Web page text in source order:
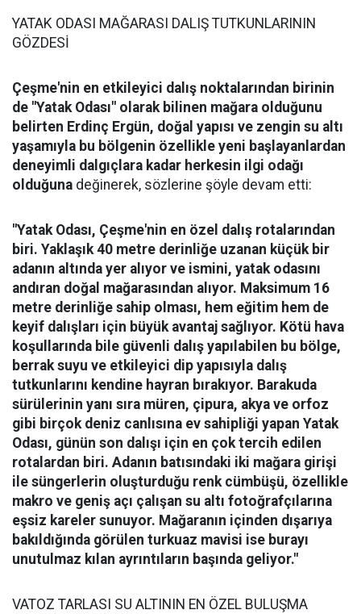
YATAK ODASI MAĞARASI DALIŞ TUTKUNLARININ
GÖZDESİ
Çeşme'nin en etkileyici dalış noktalarından birinin
de "Yatak Odası" olarak bilinen mağara olduğunu
belirten Erdinç Ergün, doğal yapısı ve zengin su altı
yaşamıyla bu bölgenin özellikle yeni başlayanlardan
deneyimli dalgıçlara kadar herkesin ilgi odağı
olduğuna değinerek, sözlerine şöyle devam etti:
"Yatak Odası, Çeşme'nin en özel dalış rotalarından
biri. Yaklaşık 40 metre derinliğe uzanan küçük bir
adanın altında yer alıyor ve ismini, yatak odasını
andıran doğal mağarasından alıyor. Maksimum 16
metre derinliğe sahip olması, hem eğitim hem de
keyif dalışları için büyük avantaj sağlıyor. Kötü hava
koşullarında bile güvenli dalış yapılabilen bu bölge,
berrak suyu ve etkileyici dip yapısıyla dalış
tutkunlarını kendine hayran bırakıyor. Barakuda
sürülerinin yanı sıra müren, çipura, akya ve orfoz
gibi birçok deniz canlısına ev sahipliği yapan Yatak
Odası, günün son dalışı için en çok tercih edilen
rotalardan biri. Adanın batısındaki iki mağara girişi
ile süngerlerin oluşturduğu renk cümbüşü, özellikle
makro ve geniş açı çalışan su altı fotoğrafçılarına
eşsiz kareler sunuyor. Mağaranın içinden dışarıya
bakıldığında görülen turkuaz mavisi ise burayı
unutulmaz kılan ayrıntıların başında geliyor."
VATOZ TARLASI SU ALTININ EN ÖZEL BULUŞMA